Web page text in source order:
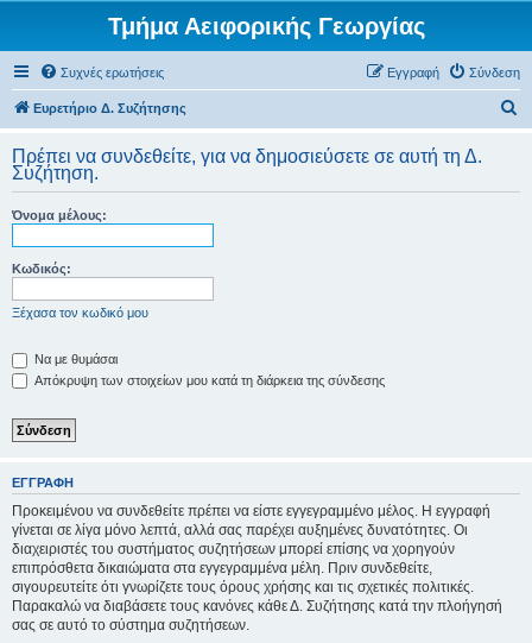
Τμήμα Αειφορικής Γεωργίας
Συχνές ερωτήσεις Σύνδεση
Εγγραφή
Ευρετήριο Δ. Συζήτησης
ζ
Πρέπει να συνδεθείτε, για να δημοσιεύσετε σε αυτή τη Δ.
Συζήτηση.
Όνομα μέλους:
Κωδικός:
Ξέχασα τον κωδικό μου
Να με θυμάσαι
Απόκρυψη των στοιχείων μου κατά τη διάρκεια της σύνδεσης
ΕΓΓΡΑΦΉ
Προκειμένου να συνδεθείτε πρέπει να είστε εγγεγραμμένο μέλος. Η εγγραφή
γίνεται σε λίγα μόνο λεπτά, αλλά σας παρέχει αυξημένες δυνατότητες. Οι
διαχειριστές του συστήματος συζητήσεων μπορεί επίσης να χορηγούν
επιπρόσθετα δικαιώματα στα εγγεγραμμένα μέλη. Πριν συνδεθείτε,
σιγουρευτείτε ότι γνωρίζετε τους όρους χρήσης και τις σχετικές πολιτικές.
Παρακαλώ να διαβάσετε τους κανόνες κάθε Δ. Συζήτησης κατά την πλοήγησή
σας σε αυτό το σύστημα συζητήσεων.